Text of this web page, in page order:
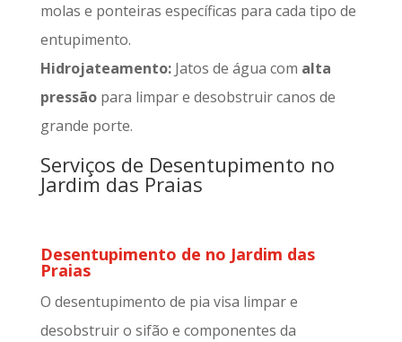
molas e ponteiras específicas para cada tipo de
entupimento.
Hidrojateamento:Jatos de água com alta
pressãopara limpar e desobstruir canos de
grande porte.
Serviços de Desentupimento no
Jardim das Praias
Desentupimento de no Jardim das
Praias
O desentupimento de pia visa limpar e
desobstruir o sifão e componentes da